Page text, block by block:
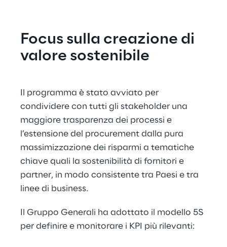
Focus sulla creazione di
valore sostenibile
Il programma è stato avviato per
condividere con tutti gli stakeholder una
maggiore trasparenza dei processi e
l’estensione del procurement dalla pura
massimizzazione dei risparmi a tematiche
chiave quali la sostenibilità di fornitori e
partner, in modo consistente tra Paesi e tra
linee di business.
Il Gruppo Generali ha adottato il modello 5S
per definire e monitorare i KPI più rilevanti: